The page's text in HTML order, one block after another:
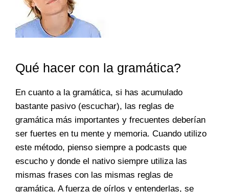
Qué hacer con la gramática?
En cuanto a la gramática, si has acumulado
bastante pasivo (escuchar), las reglas de
gramática más importantes y frecuentes deberían
ser fuertes en tu mente y memoria. Cuando utilizo
este método, pienso siempre a podcasts que
escucho y donde el nativo siempre utiliza las
mismas frases con las mismas reglas de
gramática. A fuerza de oírlos y entenderlas, se